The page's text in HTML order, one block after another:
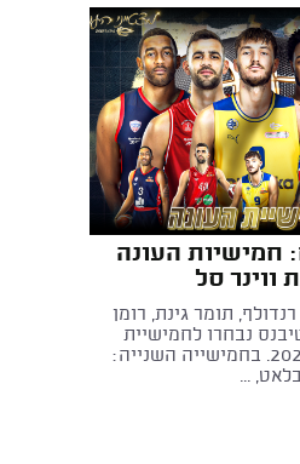
חמישיות העונה
ווינר סל
רנדולף, תומר גינת, רומן
נבחרו לחמישיית
מצטייני 2023-2024. בחמישייה השנייה:
בלאט, ...